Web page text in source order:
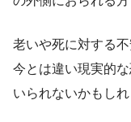
老いや死に対する
今とは違い現実的
いられないかもしれ